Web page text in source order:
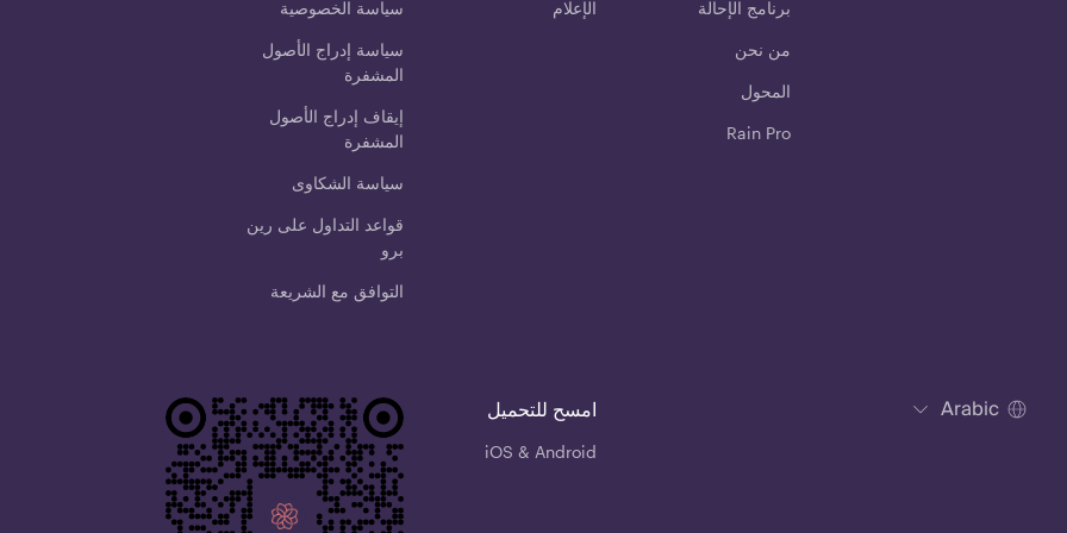
برنامج الإحالة
من نحن
المحول
Rain Pro
الإعلام سياسة الخصوصية
سياسة إدراج الأصول
المشفرة
إيقاف إدراج الأصول
المشفرة
سياسة الشكاوى
قواعد التداول على رين
برو
التوافق مع الشريعة
Arabic امسح للتحميل
iOS & Android